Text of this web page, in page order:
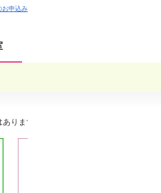
りますか？